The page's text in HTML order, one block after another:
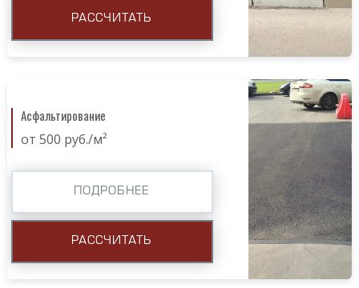
РАССЧИТАТЬ
Асфальтирование
от 500 руб./м²
ПОДРОБНЕЕ
РАССЧИТАТЬ